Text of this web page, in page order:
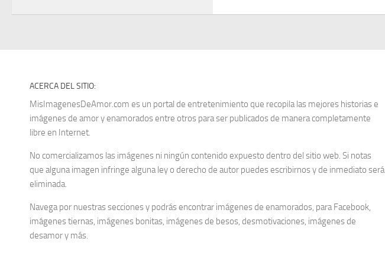
ACERCA DEL SITIO:
MisImagenesDeAmor.com es un portal de entretenimiento que recopila las mejores historias e
imágenes de amor y enamorados entre otros para ser publicados de manera completamente
libre en Internet.
No comercializamos las imágenes ni ningún contenido expuesto dentro del sitio web. Si notas
que alguna imagen infringe alguna ley o derecho de autor puedes escribirnos y de inmediato será
eliminada.
Navega por nuestras secciones y podrás encontrar imágenes de enamorados, para Facebook,
imágenes tiernas, imágenes bonitas, imágenes de besos, desmotivaciones, imágenes de
desamor y más.